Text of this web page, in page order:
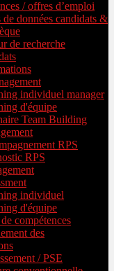
/ offres d’emploi
de données candidats &
de recherche
individuel manager
d'équipe
Team Building
RPS
RPS
individuel
d'équipe
compétences
des
/ PSE